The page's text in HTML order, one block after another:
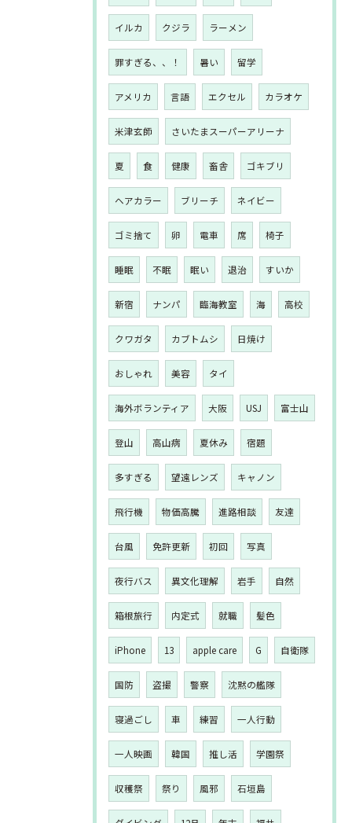
イルカ クジラ ラーメン
罪すぎる、、！ 暑い 留学
アメリカ 言語 エクセル カラオケ
米津玄師 さいたまスーパーアリーナ
夏 食 健康 畜舎 ゴキブリ
ヘアカラー ブリーチ ネイビー
ゴミ捨て 卵 電車 席 椅子
睡眠 不眠 眠い 退治 すいか
新宿 ナンパ 臨海教室 海 高校
クワガタ カブトムシ 日焼け
おしゃれ 美容 タイ
海外ボランティア 大阪 USJ 富士山
登山 高山病 夏休み 宿題
多すぎる 望遠レンズ キャノン
飛行機 物価高騰 進路相談 友達
台風 免許更新 初回 写真
夜行バス 異文化理解 岩手 自然
箱根旅行 内定式 就職 髪色
iPhone 13 apple care G 自衛隊
国防 盗撮 警察 沈黙の艦隊
寝過ごし 車 練習 一人行動
一人映画 韓国 推し活 学園祭
収穫祭 祭り 風邪 石垣島